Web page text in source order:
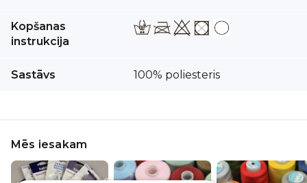
Kopšanas
instrukcija
Sastāvs 100% poliesteris
Mēs iesakam